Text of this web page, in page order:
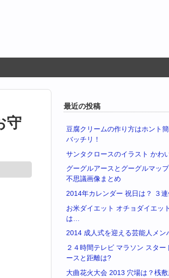
守
最近の投稿
豆腐クリームの作り方はホント
バッチリ！
サンタクロースのイラスト かわ
グーグルアースとグーグルマッ
不思議画像まとめ
2014年カレンダー 祝日は？ ３連
お米ダイエット オチョダイエッ
は…
2014 成人式を迎える芸能人メン
２４時間テレビ マラソン スター
ースと距離は?
大曲花火大会 2013 穴場は？桟